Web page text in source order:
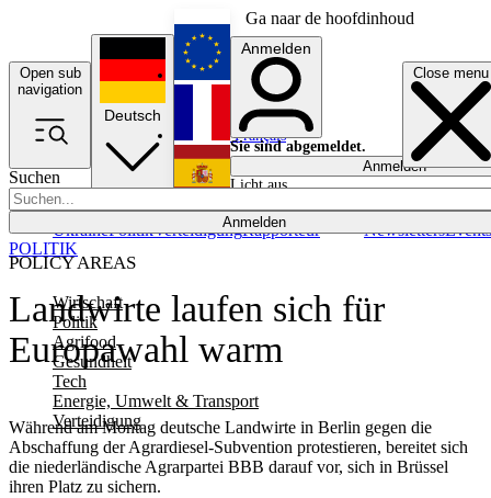
Ga naar de hoofdinhoud
Open sub
navigation
Close menu
Suchen
Anmelden
POLICY AREAS
Wirtschaft
Politik
Agrifood
Gesundheit
Tech
Energie, Umwelt & Transport
Verteidigung
UkrainePolitikVerteidigungRapporteur NewslettersEvents
Deutsch
English
Français
Anmelden
Sie sind abgemeldet.
Anmelden
Licht aus
Landwirte laufen sich für
Europawahl warm
Während am Montag deutsche Landwirte in Berlin gegen die
Abschaffung der Agrardiesel-Subvention protestieren, bereitet sich
die niederländische Agrarpartei BBB darauf vor, sich in Brüssel
ihren Platz zu sichern.
POLITIK